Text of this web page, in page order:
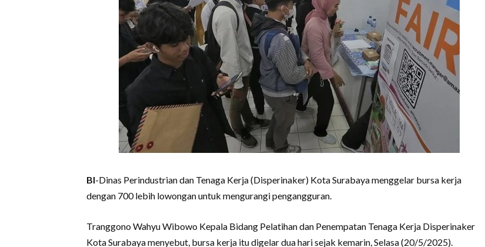
BI-Dinas Perindustrian dan Tenaga Kerja (Disperinaker) Kota Surabaya menggelar bursa kerja
dengan 700 lebih lowongan untuk mengurangi pengangguran.
Tranggono Wahyu Wibowo Kepala Bidang Pelatihan dan Penempatan Tenaga Kerja Disperinaker
Kota Surabaya menyebut, bursa kerja itu digelar dua hari sejak kemarin, Selasa (20/5/2025).